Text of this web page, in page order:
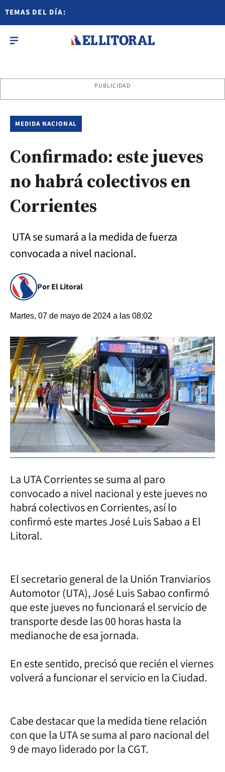
TEMAS DEL DÍA:
PUBLICIDAD
MEDIDA NACIONAL
Confirmado: este jueves
no habrá colectivos en
Corrientes
UTA se sumará a la medida de fuerza
convocada a nivel nacional.
Por El Litoral
Martes, 07 de mayo de 2024 a las 08:02
La UTA Corrientes se suma al paro
convocado a nivel nacional y este jueves no
habrá colectivos en Corrientes, así lo
confirmó este martes José Luis Sabao a El
Litoral.
El secretario general de la Unión Tranviarios
Automotor (UTA), José Luis Sabao confirmó
que este jueves no funcionará el servicio de
transporte desde las 00 horas hasta la
medianoche de esa jornada.
En este sentido, precisó que recién el viernes
volverá a funcionar el servicio en la Ciudad.
Cabe destacar que la medida tiene relación
con que la UTA se suma al paro nacional del
9 de mayo liderado por la CGT.